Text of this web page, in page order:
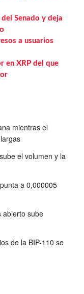
Senado y deja
a usuarios
en XRP del que
mientras el
el volumen y la
a 0,000005
abierto sube
de la BIP-110 se